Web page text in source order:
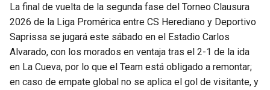
La final de vuelta de la segunda fase del Torneo Clausura
2026 de la Liga Promérica entre CS Herediano y Deportivo
Saprissa se jugará este sábado en el Estadio Carlos
Alvarado, con los morados en ventaja tras el 2-1 de la ida
en La Cueva, por lo que el Team está obligado a remontar;
en caso de empate global no se aplica el gol de visitante, y